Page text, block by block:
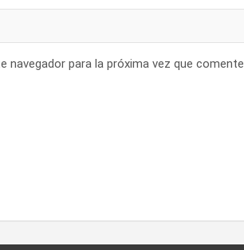
para la próxima vez que comente.